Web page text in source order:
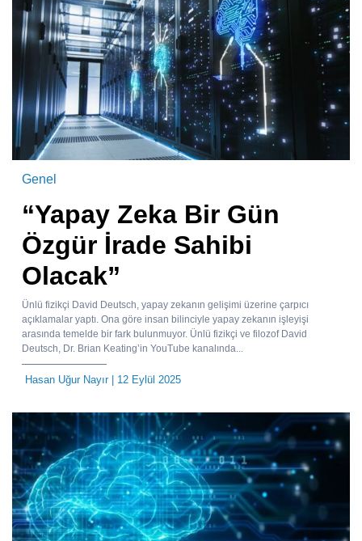
Genel
“Yapay Zeka Bir Gün
Özgür İrade Sahibi
Olacak”
Ünlü fizikçi David Deutsch, yapay zekanın gelişimi üzerine çarpıcı
açıklamalar yaptı. Ona göre insan bilinciyle yapay zekanın işleyişi
arasında temelde bir fark bulunmuyor. Ünlü fizikçi ve filozof David
Deutsch, Dr. Brian Keating’in YouTube kanalında...
Hasan Uğur Nayır| 12 Eylül 2025